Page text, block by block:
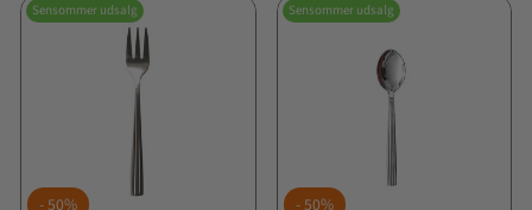
Sensommer udsalg
50%
Sensommer udsalg
50%